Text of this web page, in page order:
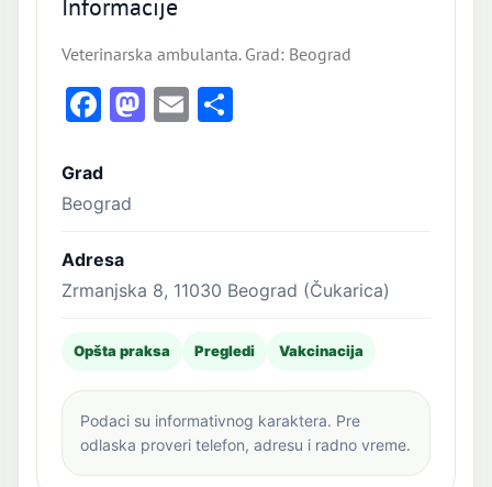
Informacije
Veterinarska ambulanta. Grad: Beograd
Facebook
Mastodon
Email
Grad
Beograd
Adresa
Zrmanjska 8, 11030 Beograd (Čukarica)
Opšta praksa Pregledi Vakcinacija
Podaci su informativnog karaktera. Pre
odlaska proveri telefon, adresu i radno vreme.